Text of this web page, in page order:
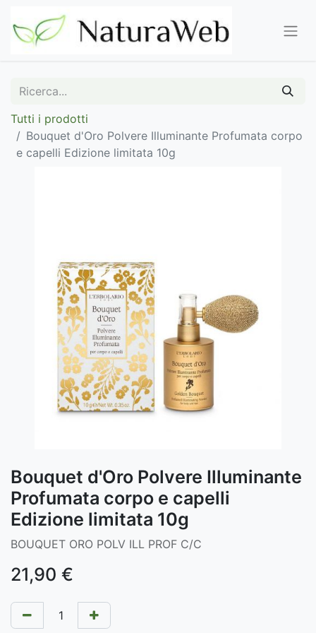
Tutti i prodotti
Bouquet d'Oro Polvere Illuminante Profumata corpo
e capelli Edizione limitata 10g
Bouquet d'Oro Polvere Illuminante
Profumata corpo e capelli
Edizione limitata 10g
BOUQUET ORO POLV ILL PROF C/C
21,90 €